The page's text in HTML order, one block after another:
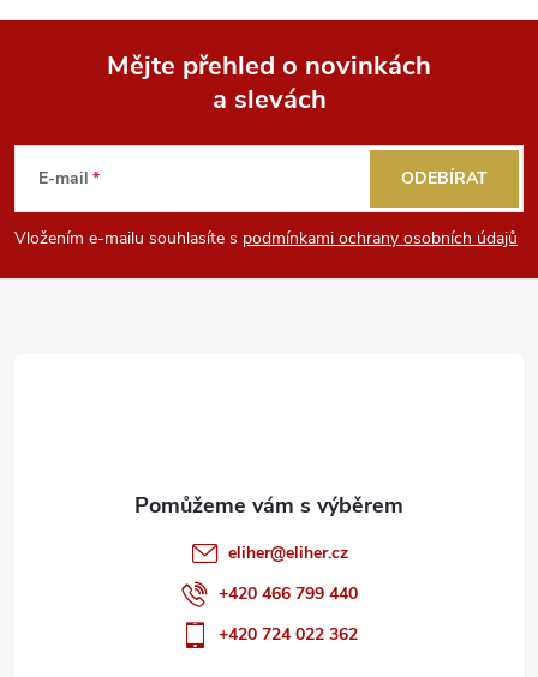
p
Mějte přehled o novinkách
a slevách
E-mail
Vložením e-mailu souhlasíte s podmínkami ochrany osobních údajů
ODEBÍRAT
eliher@eliher.cz
+420 466 799 440
+420 724 022 362